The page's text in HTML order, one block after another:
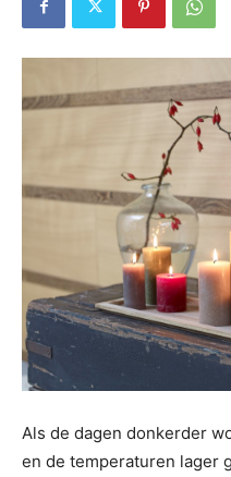
Als de dagen donkerder
en de temperaturen lager